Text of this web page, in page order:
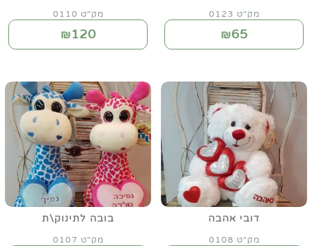
מק"ט 0123
₪65
מק"ט 0110
₪120
דובי אהבה
מק"ט 0108
בובה לתינוק\ת
מק"ט 0107